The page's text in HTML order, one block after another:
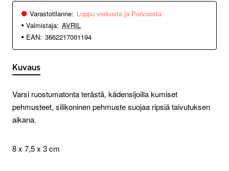
Varastotilanne: Loppu verkosta ja Porvoosta
Valmistaja: AVRIL
EAN: 3662217001194
Kuvaus
Varsi ruostumatonta terästä, kädensijoilla kumiset
pehmusteet, silikoninen pehmuste suojaa ripsiä taivutuksen
aikana.
8 x 7,5 x 3 cm